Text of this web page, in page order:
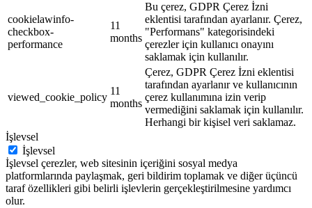
cookielawinfo-
checkbox-
performance
11
months
Bu çerez, GDPR Çerez İzni
eklentisi tarafından ayarlanır. Çerez,
"Performans" kategorisindeki
çerezler için kullanıcı onayını
saklamak için kullanılır.
viewed_cookie_policy
11
months
Çerez, GDPR Çerez İzni eklentisi
tarafından ayarlanır ve kullanıcının
çerez kullanımına izin verip
vermediğini saklamak için kullanılır.
Herhangi bir kişisel veri saklamaz.
İşlevsel
İşlevsel
İşlevsel çerezler, web sitesinin içeriğini sosyal medya
platformlarında paylaşmak, geri bildirim toplamak ve diğer üçüncü
taraf özellikleri gibi belirli işlevlerin gerçekleştirilmesine yardımcı
olur.